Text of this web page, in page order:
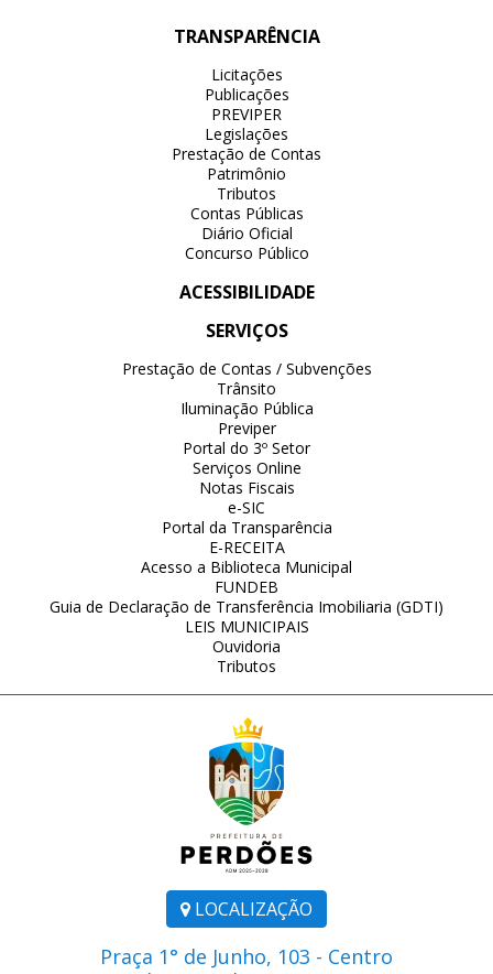
LOCALIZAÇÃO
Praça 1° de Junho, 103 - Centro
TRANSPARÊNCIA
Licitações
Publicações
PREVIPER
Legislações
Prestação de Contas
Patrimônio
Tributos
Contas Públicas
Diário Oficial
Concurso Público
ACESSIBILIDADE
SERVIÇOS
Prestação de Contas / Subvenções
Trânsito
Iluminação Pública
Previper
Portal do 3º Setor
Serviços Online
Notas Fiscais
e-SIC
Portal da Transparência
E-RECEITA
Acesso a Biblioteca Municipal
FUNDEB
Guia de Declaração de Transferência Imobiliaria (GDTI)
LEIS MUNICIPAIS
Ouvidoria
Tributos